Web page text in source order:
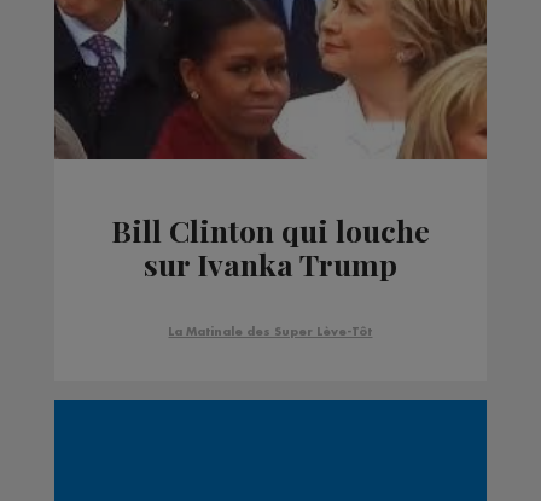
Bill Clinton qui louche
sur Ivanka Trump
La Matinale des Super Lève-Tôt